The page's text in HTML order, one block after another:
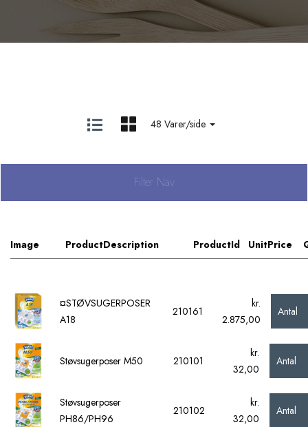
48 Varer/side
Filter Nav
Image ProductDescription ProductId UnitPrice
¤STØVSUGERPOSER
A18
210161
kr.
2.875,00
Antal
Støvsugerposer M50 210101
kr.
32,00
Antal
Støvsugerposer
PH86/PH96
210102
kr.
32,00
Antal